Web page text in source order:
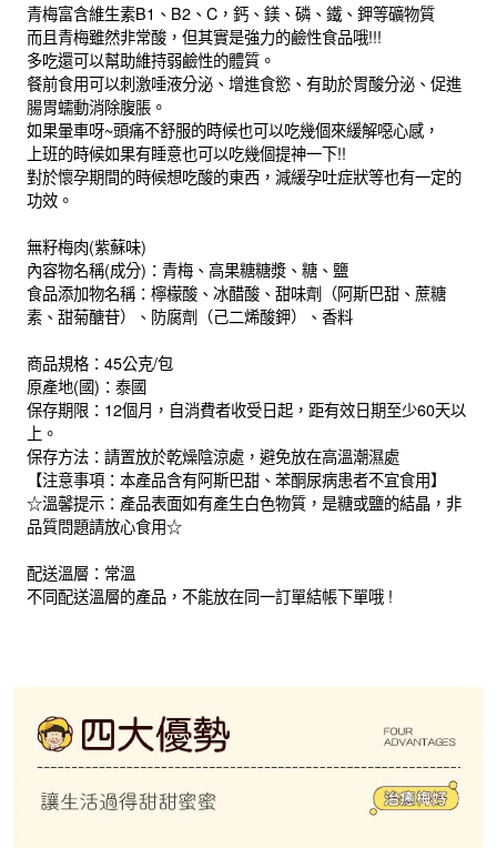
青梅富含維生素B1、B2、C，鈣、鎂、磷、鐵、鉀等礦物質
而且青梅雖然非常酸，但其實是強力的鹼性食品哦!!!
多吃還可以幫助維持弱鹼性的體質。
餐前食用可以刺激唾液分泌、增進食慾、有助於胃酸分泌、促進
腸胃蠕動消除腹脹。
如果暈車呀~頭痛不舒服的時候也可以吃幾個來緩解噁心感，
上班的時候如果有睡意也可以吃幾個提神一下!!
對於懷孕期間的時候想吃酸的東西，減緩孕吐症狀等也有一定的
功效。
無籽梅肉(紫蘇味)
內容物名稱(成分)：青梅、高果糖糖漿、糖、鹽
食品添加物名稱：檸檬酸、冰醋酸、甜味劑（阿斯巴甜、蔗糖
素、甜菊醣苷）、防腐劑（己二烯酸鉀）、香料
商品規格：45公克/包
原產地(國)：泰國
保存期限：12個月，自消費者收受日起，距有效日期至少60天以
上。
保存方法：請置放於乾燥陰涼處，避免放在高溫潮濕處
【注意事項：本產品含有阿斯巴甜、苯酮尿病患者不宜食用】
☆溫馨提示：產品表面如有產生白色物質，是糖或鹽的結晶，非
品質問題請放心食用☆
配送溫層：常溫
不同配送溫層的產品，不能放在同一訂單結帳下單哦 !